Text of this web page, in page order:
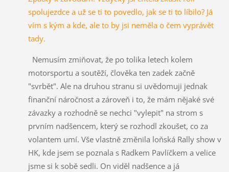
spolujezdce a už se ti to povedlo, jak se ti to líbilo? Já
vím s kým a kde, ale to by jsi neměla o čem vyprávět
tady.
Nemusím zmiňovat, že po tolika letech kolem
motorsportu a soutěží, člověka ten zadek začně
"svrbět". Ale na druhou stranu si uvědomuji jednak
finanční náročnost a zároveň i to, že mám nějaké své
závazky a rozhodně se nechci "vylepit" na strom s
prvním nadšencem, který se rozhodl zkoušet, co za
volantem umí. Vše vlastně změnila loňská Rally show v
HK, kde jsem se poznala s Radkem Pavlíčkem a velice
jsme si k sobě sedli. On viděl nadšence a já